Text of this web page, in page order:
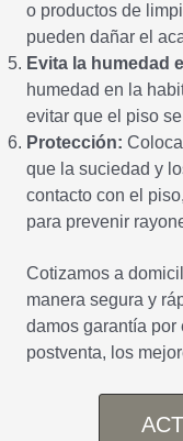
o productos de
pueden dañar el
Evita la humedad
humedad en la
evitar que el piso
Protección:
que la suciedad y
contacto con el
para prevenir
Cotizamos a
manera segura y
damos garantía por
postventa, los